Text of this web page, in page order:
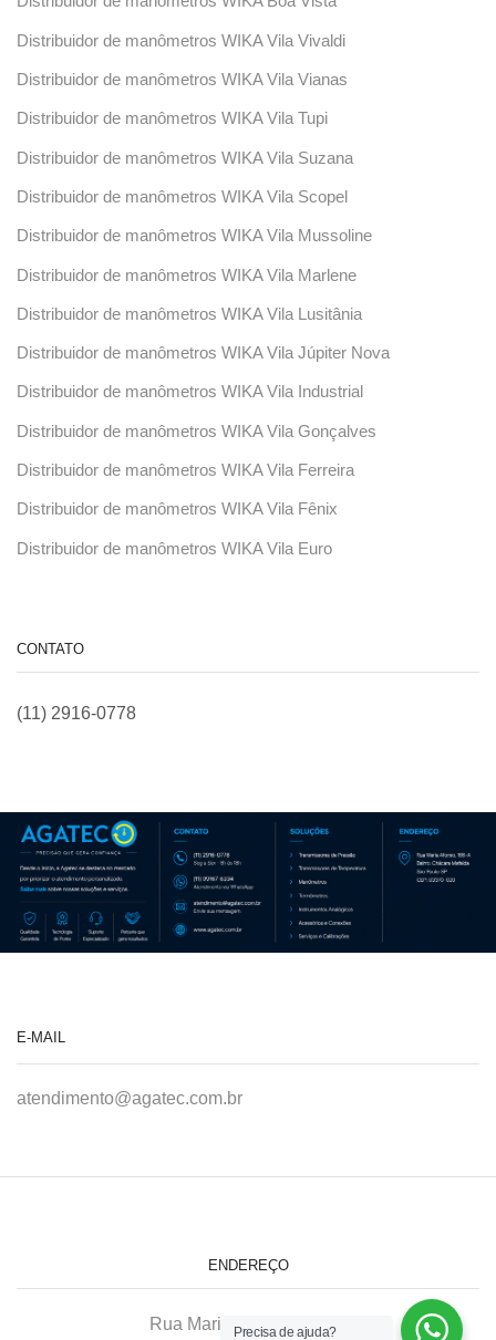
Distribuidor de manômetros WIKA Vila Vivaldi
Distribuidor de manômetros WIKA Vila Vianas
Distribuidor de manômetros WIKA Vila Tupi
Distribuidor de manômetros WIKA Vila Suzana
Distribuidor de manômetros WIKA Vila Scopel
Distribuidor de manômetros WIKA Vila Mussoline
Distribuidor de manômetros WIKA Vila Marlene
Distribuidor de manômetros WIKA Vila Lusitânia
Distribuidor de manômetros WIKA Vila Júpiter Nova
Distribuidor de manômetros WIKA Vila Industrial
Distribuidor de manômetros WIKA Vila Gonçalves
Distribuidor de manômetros WIKA Vila Ferreira
Distribuidor de manômetros WIKA Vila Fênix
Distribuidor de manômetros WIKA Vila Euro
CONTATO
(11) 2916-0778
E-MAIL
atendimento@agatec.com.br
ENDEREÇO
Rua Maria Afonso, 166-A
Precisa de ajuda?